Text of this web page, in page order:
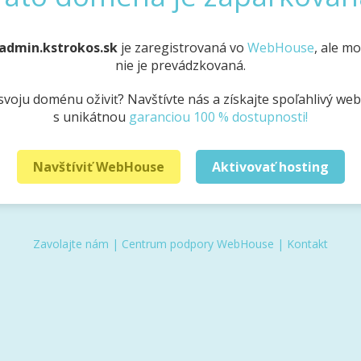
admin.kstrokos.skje zaregistrovaná vo WebHouse, ale
nie je prevádzkovaná.
doménu oživiť? Navštívte nás a získajte spoľahlivý
s unikátnou garanciou 100 % dostupnosti!
Navštíviť WebHouse Aktivovať hosting
Zavolajte nám | Centrum podpory WebHouse | Kontakt